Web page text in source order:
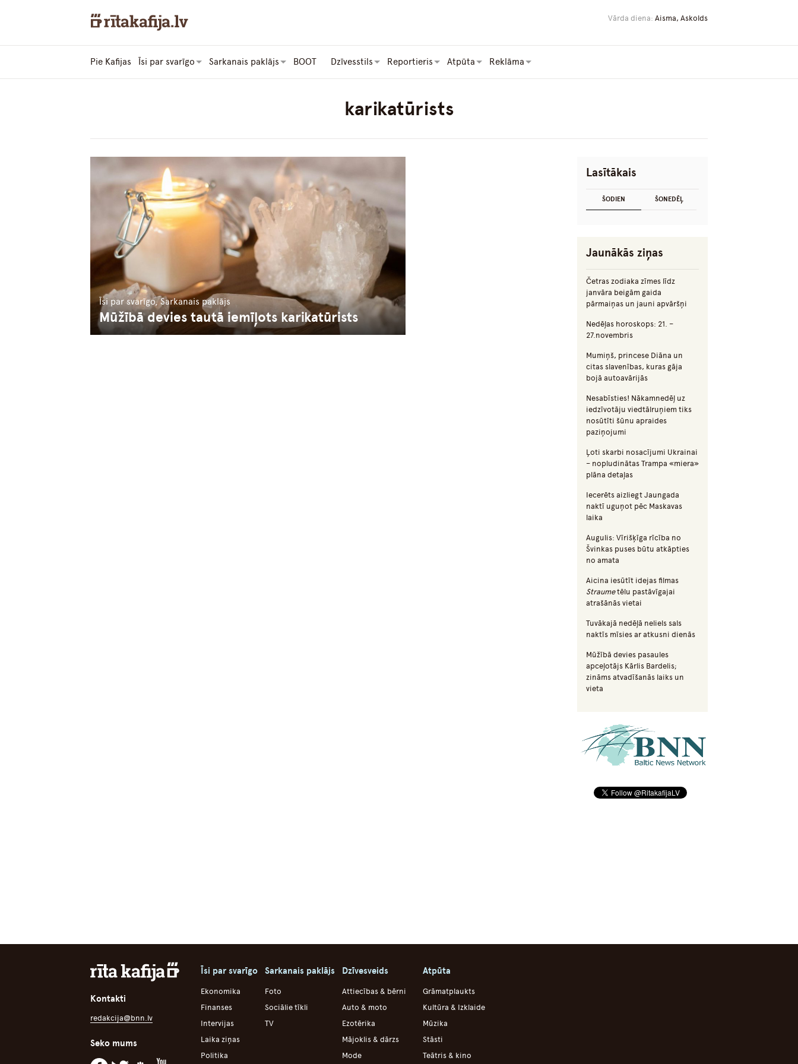
Vārda diena: Aisma, Askolds
Pie Kafijas Īsi par svarīgo Sarkanais paklājs BOOT Dzīvesstils Reportieris Atpūta Reklāma
karikatūrists
Īsi par svarīgo, Sarkanais paklājs
Mūžībā devies tautā iemīļots karikatūrists
Lasītākais
ŠODIEN ŠONEDĒĻ
Jaunākās ziņas
Četras zodiaka zīmes līdz
janvāra beigām gaida
pārmaiņas un jauni apvāršņi
Nedēļas horoskops: 21. –
27.novembris
Mumiņš, princese Diāna un
citas slavenības, kuras gāja
bojā autoavārijās
Nesabīsties! Nākamnedēļ uz
iedzīvotāju viedtālruņiem tiks
nosūtīti šūnu apraides
paziņojumi
Ļoti skarbi nosacījumi Ukrainai
– nopludinātas Trampa «miera»
plāna detaļas
Iecerēts aizliegt Jaungada
naktī uguņot pēc Maskavas
laika
Augulis: Vīrišķīga rīcība no
Švinkas puses būtu atkāpties
no amata
Aicina iesūtīt idejas filmas
Straumetēlu pastāvīgajai
atrašānās vietai
Tuvākajā nedēļā neliels sals
naktīs mīsies ar atkusni dienās
Mūžībā devies pasaules
apceļotājs Kārlis Bardelis;
zināms atvadīšanās laiks un
vieta
Kontakti
redakcija@bnn.lv
Seko mums
Īsi par svarīgo
Ekonomika
Finanses
Intervijas
Laika ziņas
Politika
Sarkanais paklājs
Foto
Sociālie tīkli
TV
Dzīvesveids
Attiecības & bērni
Auto & moto
Ezotērika
Mājoklis & dārzs
Mode
Atpūta
Grāmatplaukts
Kultūra & Izklaide
Mūzika
Stāsti
Teātris & kino